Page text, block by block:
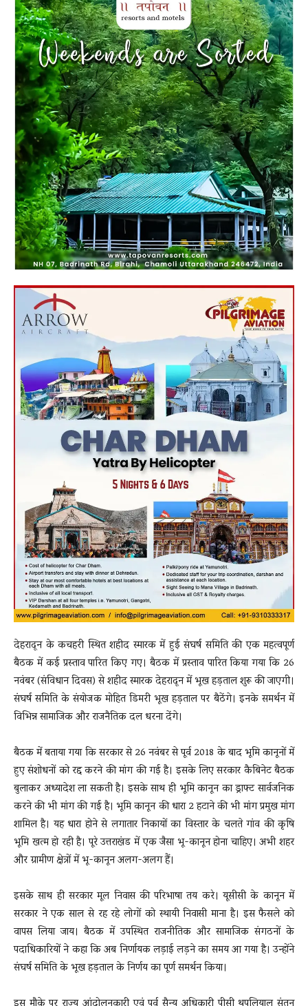
देहरादून के कचहरी स्थित शहीद स्मारक में हुई संघर्ष समिति की एक महत्वपूर्ण
बैठक में कई प्रस्ताव पारित किए गए। बैठक में प्रस्ताव पारित किया गया कि 26
नवंबर (संविधान दिवस) से शहीद स्मारक देहरादून में भूख हड़ताल शुरू की जाएगी।
संघर्ष समिति के संयोजक मोहित डिमरी भूख हड़ताल पर बैठेंगे। इनके समर्थन में
विभिन्न सामाजिक और राजनैतिक दल धरना देंगे।
बैठक में बताया गया कि सरकार से 26 नवंबर से पूर्व 2018 के बाद भूमि कानूनों में
हुए संशोधनों को रद्द करने की मांग की गई है। इसके लिए सरकार कैबिनेट बैठक
बुलाकर अध्यादेश ला सकती है। इसके साथ ही भूमि कानून का ड्राफ्ट सार्वजनिक
करने की भी मांग की गई है। भूमि कानून की धारा 2 हटाने की भी मांग प्रमुख मांग
शामिल है। यह धारा होने से लगातार निकायों का विस्तार के चलते गांव की कृषि
भूमि खत्म हो रही है। पूरे उत्तराखंड में एक जैसा भू-कानून होना चाहिए। अभी शहर
और ग्रामीण क्षेत्रों में भू-कानून अलग-अलग हैं।
इसके साथ ही सरकार मूल निवास की परिभाषा तय करे। यूसीसी के कानून में
सरकार ने एक साल से रह रहे लोगों को स्थायी निवासी माना है। इस फैसले को
वापस लिया जाय। बैठक में उपस्थित राजनीतिक और सामाजिक संगठनों के
पदाधिकारियों ने कहा कि अब निर्णायक लड़ाई लड़ने का समय आ गया है। उन्होंने
संघर्ष समिति के भूख हड़ताल के निर्णय का पूर्ण समर्थन किया।